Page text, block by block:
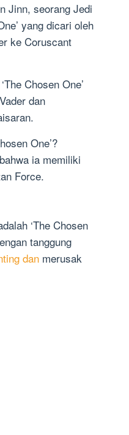
Jinn, seorang Jedi
yang dicari oleh
ke Coruscant
Chosen One’
dan
One’?
ia memiliki
Force.
‘The Chosen
tanggung
dan merusak